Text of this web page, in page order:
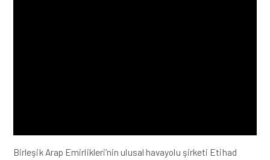
Birleşik Arap Emirlikleri’nin ulusal havayolu şirketi Etihad